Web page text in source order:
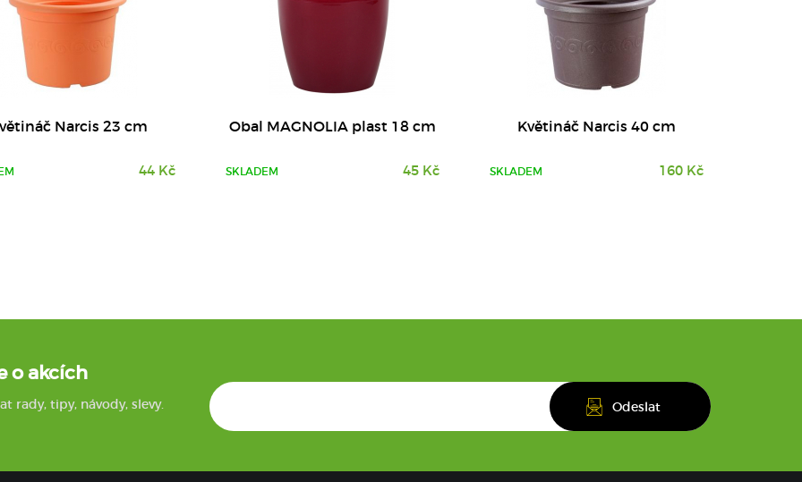
Narcis 23 cm
44 Kč
Obal MAGNOLIA plast 18 cm
SKLADEM 45 Kč
Květináč Narcis 40 cm
SKLADEM 160 Kč
o akcích
rady, tipy, návody, slevy.